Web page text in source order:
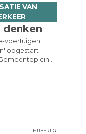
wel worden
VAN
voertuigen.
opgestart
Hubert G.